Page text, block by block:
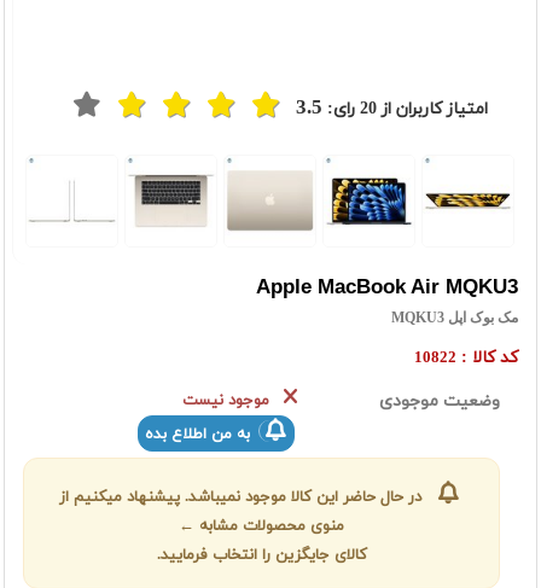
امتیاز کاربران از20 رای: 3.5
Apple MacBook Air MQKU3
مک بوک اپل MQKU3
کد کالا : 10822
وضعیت موجودی
موجود نیست
به من اطلاع بده
در حال حاضر این کالا موجود نمیباشد. پیشنهاد میکنیم از
منوی محصولات مشابه ←
کالای جایگزین را انتخاب فرمایید.